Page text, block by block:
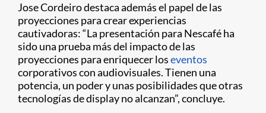
Jose Cordeiro destaca además el papel de las
proyecciones para crear experiencias
cautivadoras: “La presentación para Nescafé ha
sido una prueba más del impacto de las
proyecciones para enriquecer loseventos
corporativos con audiovisuales. Tienen una
potencia, un poder y unas posibilidades que otras
tecnologías de display no alcanzan”, concluye.